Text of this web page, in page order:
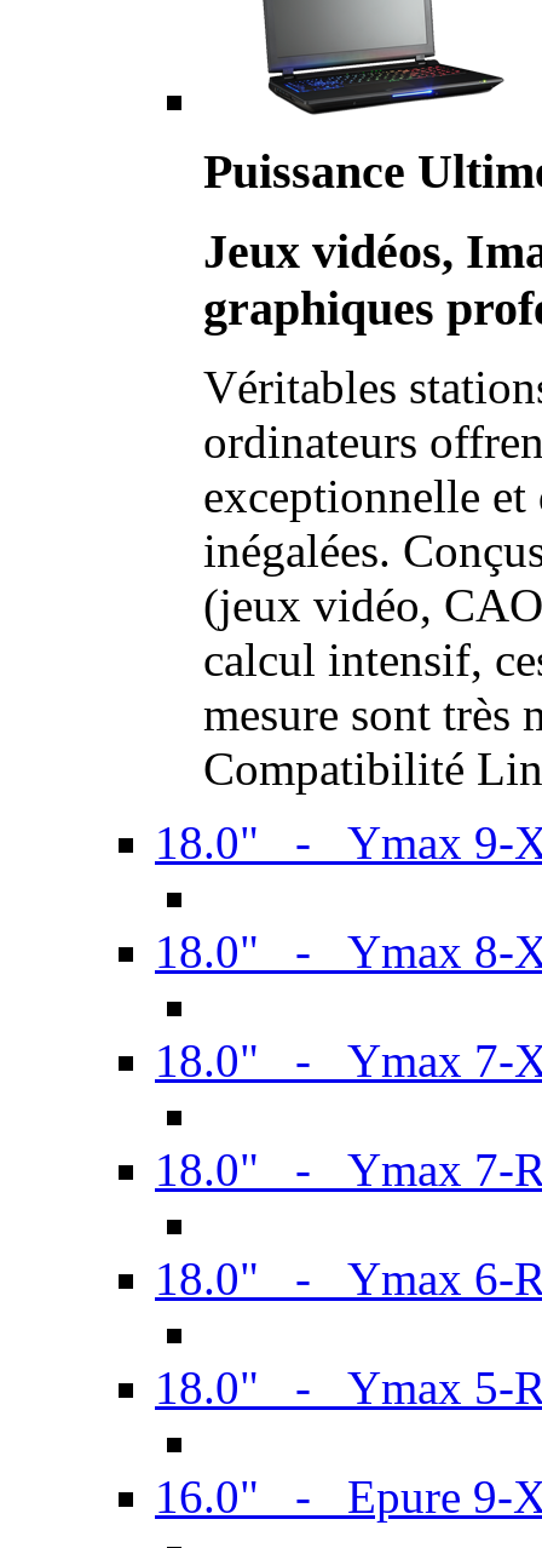
Puissance
Jeux vidéos,
graphiques
Véritables
ordinateurs
exceptionnelle et
inégalées.
(jeux vidéo,
calcul intensif,
mesure sont très
Compatibilité
18.0" - Ymax 9-
18.0" - Ymax 8-
18.0" - Ymax 7-
18.0" - Ymax 7-
18.0" - Ymax 6-
18.0" - Ymax 5-
16.0" - Epure 9-